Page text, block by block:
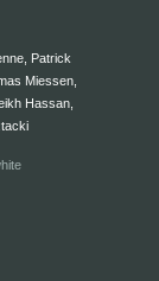
Patrick
Miessen,
Hassan,